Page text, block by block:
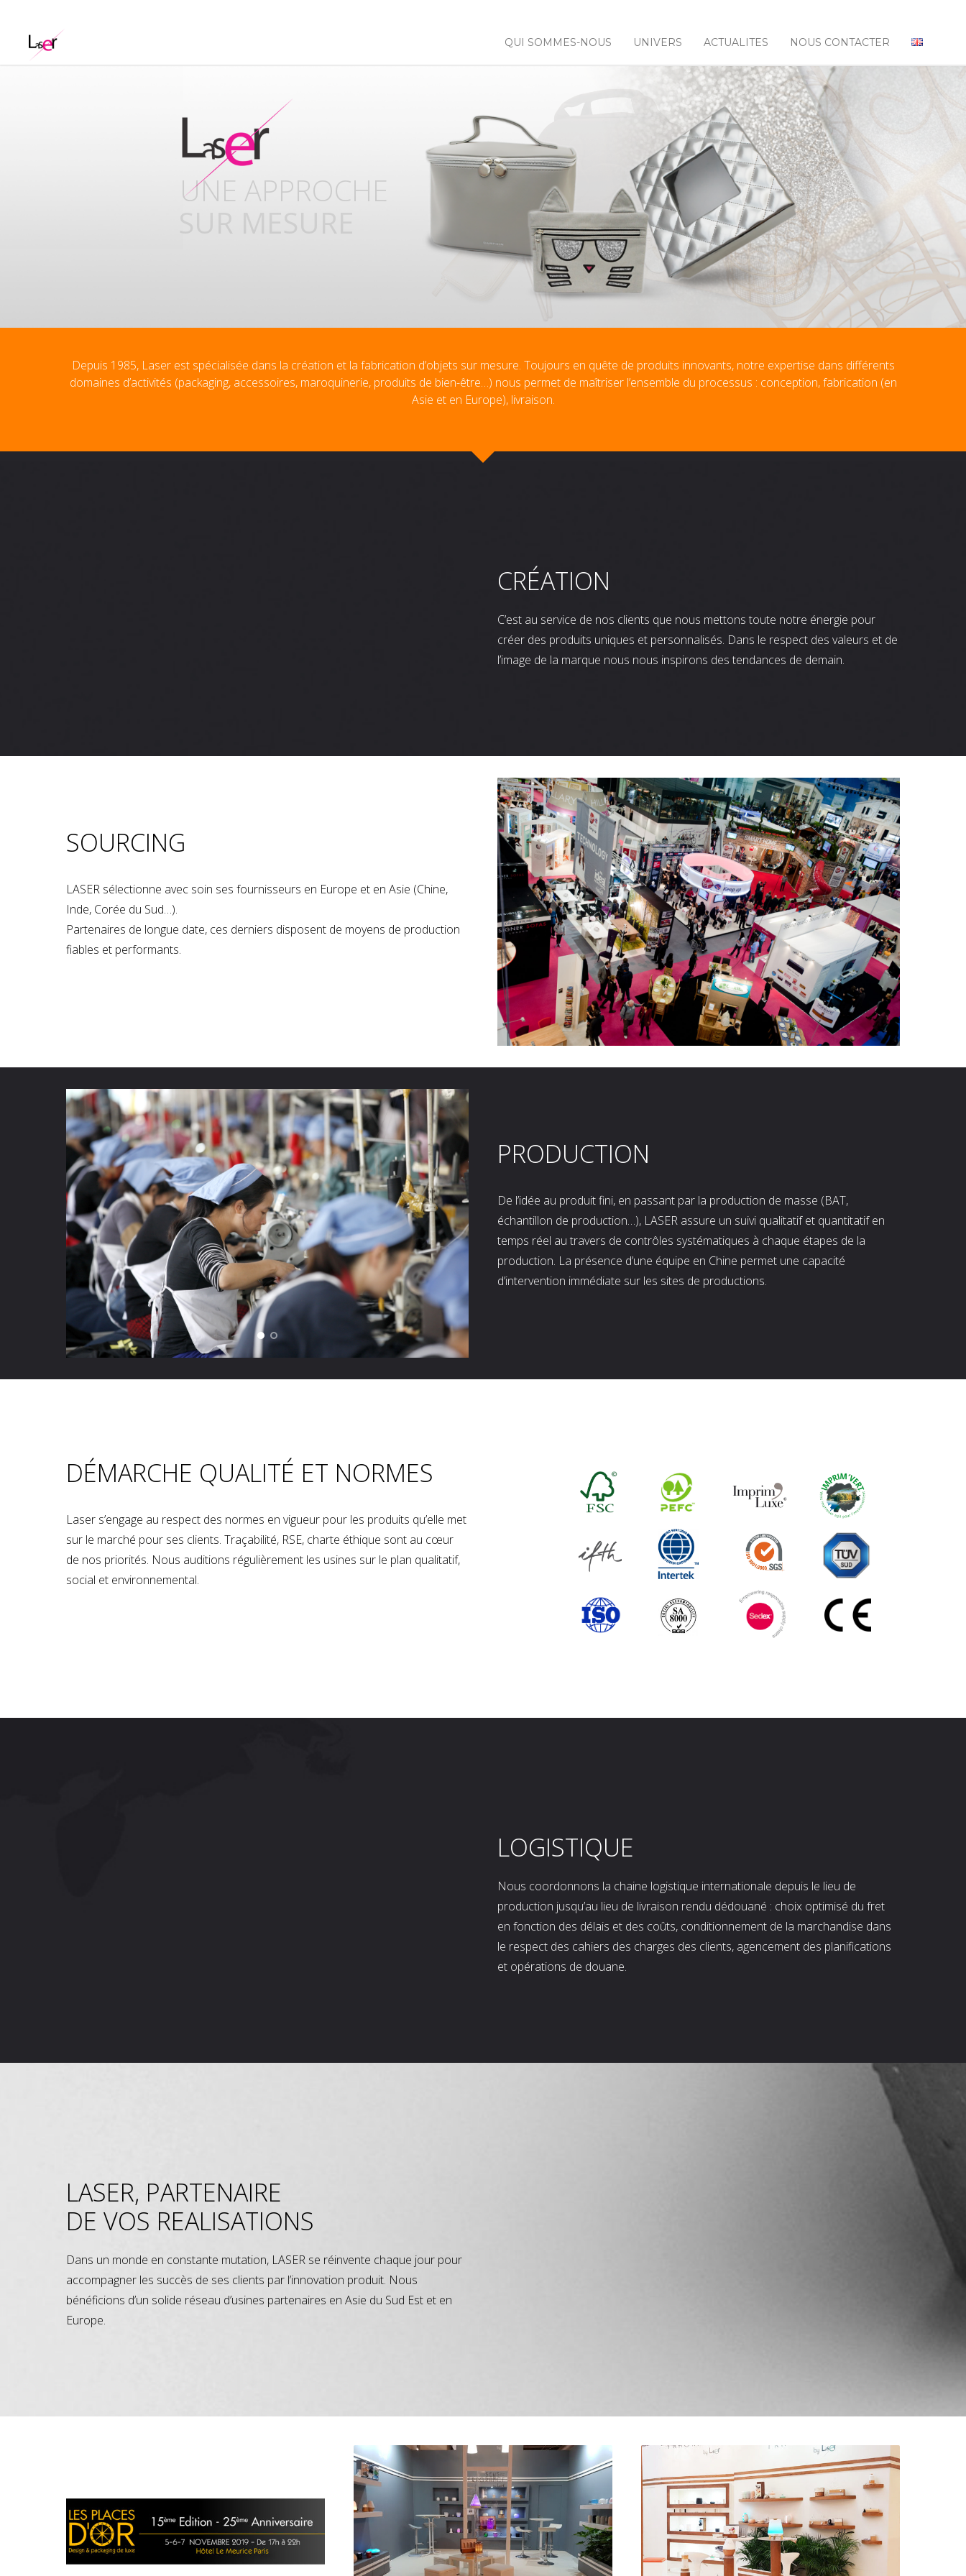
QUI SOMMES-NOUS UNIVERS ACTUALITES NOUS CONTACTER
COMPETENCES
UNISSONS NOS
Depuis 1985, Laser est spécialisée dans la création et la fabrication d’objets sur mesure. Toujours en quête de produits innovants, notre expertise dans différents
domaines d’activités (packaging, accessoires, maroquinerie, produits de bien-être…) nous permet de maîtriser l’ensemble du processus : conception, fabrication (en
Asie et en Europe), livraison.
CRÉATION
C’est au service de nos clients que nous mettons toute notre énergie pour
créer des produits uniques et personnalisés. Dans le respect des valeurs et de
l’image de la marque nous nous inspirons des tendances de demain.
SOURCING
LASER sélectionne avec soin ses fournisseurs en Europe et en Asie (Chine,
Inde, Corée du Sud…).
Partenaires de longue date, ces derniers disposent de moyens de production
fiables et performants.
PRODUCTION
De l’idée au produit fini, en passant par la production de masse (BAT,
échantillon de production…), LASER assure un suivi qualitatif et quantitatif en
temps réel au travers de contrôles systématiques à chaque étapes de la
production. La présence d’une équipe en Chine permet une capacité
d’intervention immédiate sur les sites de productions.
DÉMARCHE QUALITÉ ET NORMES
Laser s’engage au respect des normes en vigueur pour les produits qu’elle met
sur le marché pour ses clients. Traçabilité, RSE, charte éthique sont au cœur
de nos priorités. Nous auditions régulièrement les usines sur le plan qualitatif,
social et environnemental.
LOGISTIQUE
Nous coordonnons la chaine logistique internationale depuis le lieu de
production jusqu’au lieu de livraison rendu dédouané : choix optimisé du fret
en fonction des délais et des coûts, conditionnement de la marchandise dans
le respect des cahiers des charges des clients, agencement des planifications
et opérations de douane.
LASER, PARTENAIRE
DE VOS REALISATIONS
Dans un monde en constante mutation, LASER se réinvente chaque jour pour
accompagner les succès de ses clients par l’innovation produit. Nous
bénéficions d’un solide réseau d’usines partenaires en Asie du Sud Est et en
Europe.